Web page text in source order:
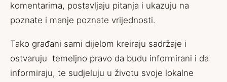
komentarima, postavljaju pitanja i ukazuju na
poznate i manje poznate vrijednosti.
Tako građani sami dijelom kreiraju sadržaje i
ostvaruju temeljno pravo da budu informirani i da
informiraju, te sudjeluju u životu svoje lokalne